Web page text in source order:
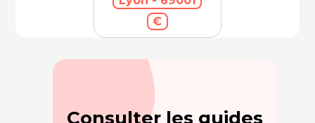
€
Consulter les guides